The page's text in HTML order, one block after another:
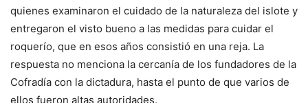
quienes examinaron el cuidado de la naturaleza del islote y
entregaron el visto bueno a las medidas para cuidar el
roquerío, que en esos años consistió en una reja. La
respuesta no menciona la cercanía de los fundadores de la
Cofradía con la dictadura, hasta el punto de que varios de
ellos fueron altas autoridades.